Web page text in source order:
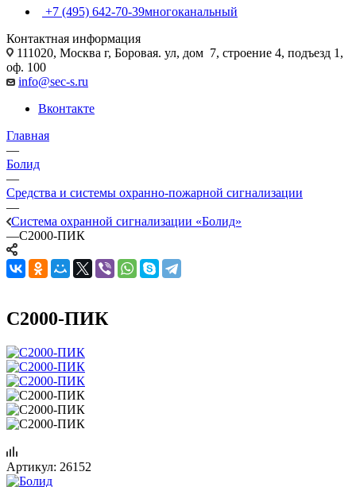
+7 (495) 642-70-39многоканальный
Контактная информация
111020, Москва г, Боровая. ул, дом 7, строение 4, подъезд 1,
оф. 100
info@sec-s.ru
Вконтакте
Главная
—
Болид
—
Средства и системы охранно-пожарной сигнализации
—
Система охранной сигнализации «Болид»
—С2000-ПИК
С2000-ПИК
Артикул: 26152